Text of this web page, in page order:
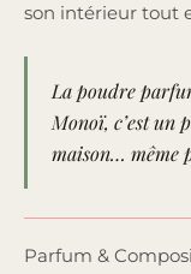
son intérieur tout
La poudre
Monoï, c’est un
maison… même
Parfum &